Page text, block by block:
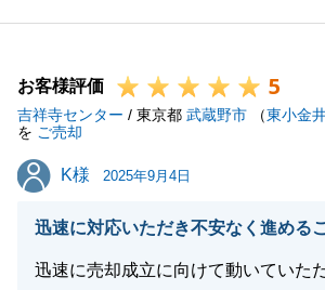
こそかと思います。本当にありがと
らお気軽にご相談ください。
今後とも末永くよろしくお願い申し
お客様評価 5
吉祥寺センター / 東京都 武蔵野市 （東小金
を ご売却
K様
K様 2025年9月4日
迅速に対応いただき不安なく進める
迅速に売却成立に向けて動いていた